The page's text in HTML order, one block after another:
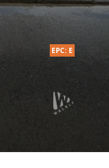
EPC: E